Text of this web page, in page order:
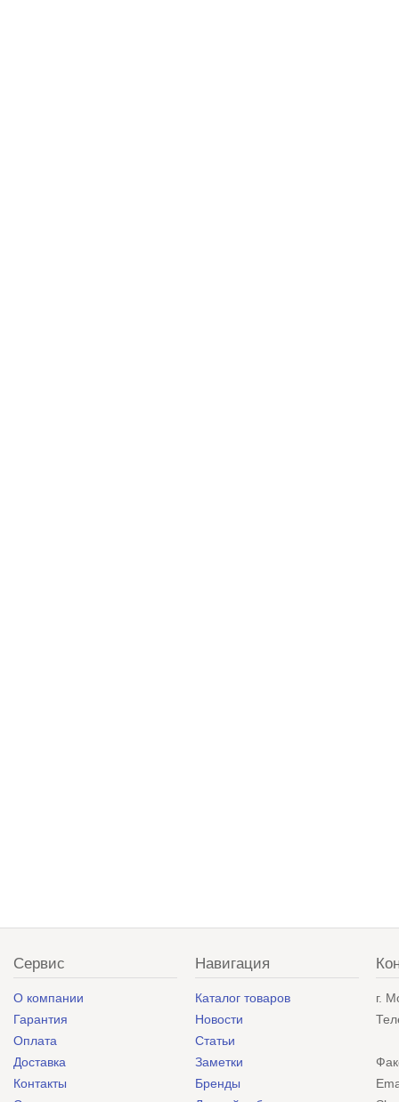
Сервис
О компании
Гарантия
Оплата
Доставка
Контакты
Навигация
Каталог товаров
Новости
Статьи
Заметки
Бренды
г.